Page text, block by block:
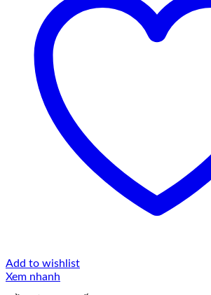
Add to wishlist
Xem nhanh